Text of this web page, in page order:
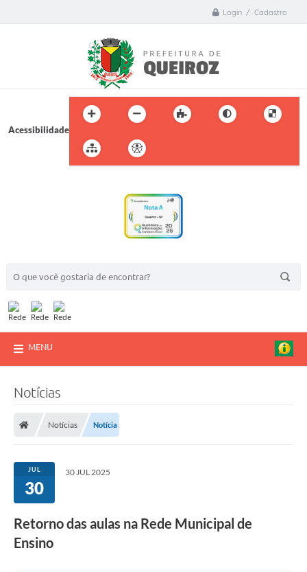
Login / Cadastro
Acessibilidade
MENU
Notícias
Notícias Notícia
JUL
30
30 JUL 2025
Retorno das aulas na Rede Municipal de
Ensino